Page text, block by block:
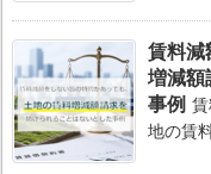
賃料減
増減額
事例
地の賃